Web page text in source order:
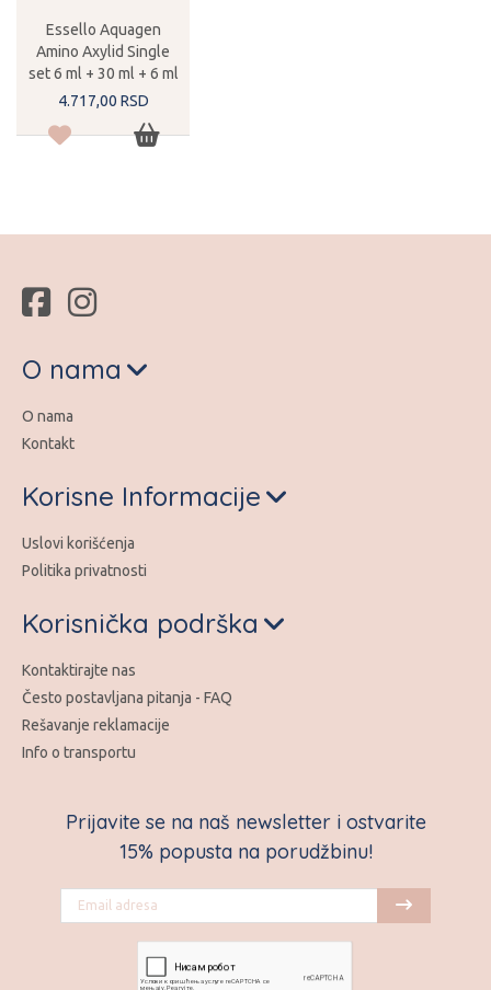
Essello Aquagen
Amino Axylid Single
set 6 ml + 30 ml + 6 ml
4.717,00 RSD
Prijavite se na naš newsletter i ostvarite
15% popusta na porudžbinu!
O nama
O nama
Kontakt
Korisne Informacije
Uslovi korišćenja
Politika privatnosti
Korisnička podrška
Kontaktirajte nas
Često postavljana pitanja - FAQ
Rešavanje reklamacije
Info o transportu